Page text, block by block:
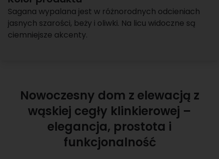
Sagana wypalana jest w różnorodnych odcieniach
jasnych szarości, beży i oliwki. Na licu widoczne są
ciemniejsze akcenty.
Nowoczesny dom z elewacją z
wąskiej cegły klinkierowej –
elegancja, prostota i
funkcjonalność